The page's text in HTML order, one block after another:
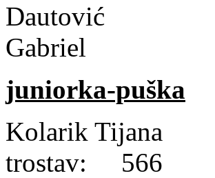
Dautović
Gabriel
juniorka-puška
Kolarik
trostav: 566